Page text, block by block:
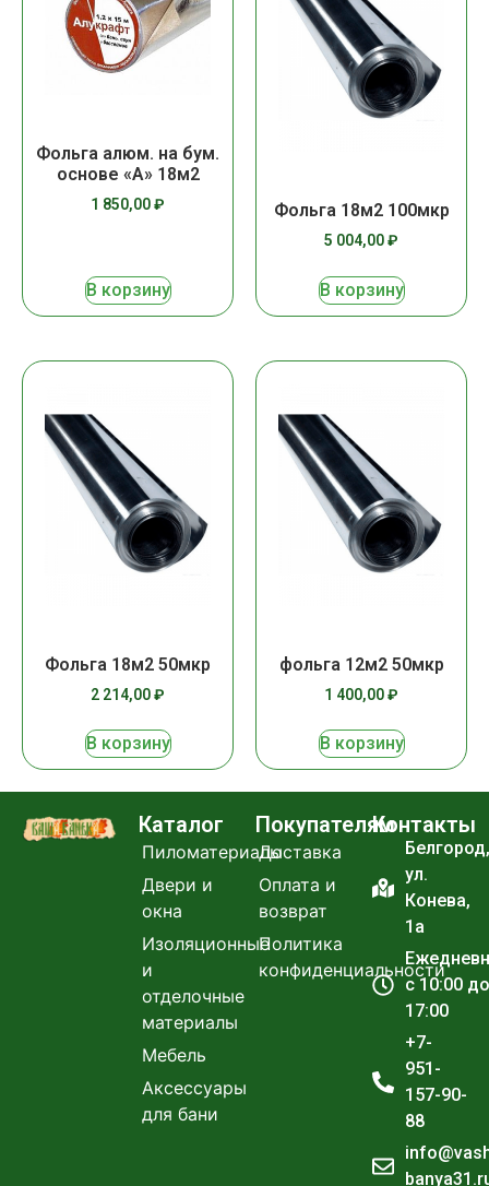
Фольга алюм. на бум.
основе «А» 18м2
1 850,00₽
В корзину
Фольга 18м2 100мкр
5 004,00₽
В корзину
Фольга 18м2 50мкр
2 214,00₽
В корзину
фольга 12м2 50мкр
1 400,00₽
В корзину
Каталог
Пиломатериалы
Двери и
окна
Изоляционные
и
отделочные
материалы
Мебель
Аксессуары
для бани
Покупателям
Доставка
Оплата и
возврат
Политика
конфиденциальности
Контакты
Белгород,
ул.
Конева,
1а
с 10:00 до
17:00
+7-
951-
157-90-
88